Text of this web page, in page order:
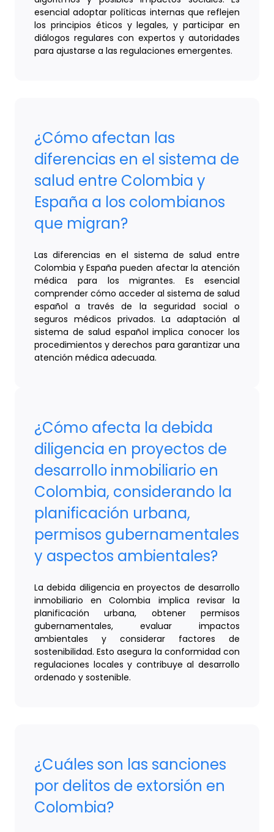
esencial adoptar políticas internas que reflejen
los principios éticos y legales, y participar en
diálogos regulares con expertos y autoridades
para ajustarse a las regulaciones emergentes.
¿Cómo afectan las
diferencias en el sistema de
salud entre Colombia y
España a los colombianos
que migran?
Las diferencias en el sistema de salud entre
Colombia y España pueden afectar la atención
médica para los migrantes. Es esencial
comprender cómo acceder al sistema de salud
español a través de la seguridad social o
seguros médicos privados. La adaptación al
sistema de salud español implica conocer los
procedimientos y derechos para garantizar una
atención médica adecuada.
¿Cómo afecta la debida
diligencia en proyectos de
desarrollo inmobiliario en
Colombia, considerando la
planificación urbana,
permisos gubernamentales
y aspectos ambientales?
La debida diligencia en proyectos de desarrollo
inmobiliario en Colombia implica revisar la
planificación urbana, obtener permisos
gubernamentales, evaluar impactos
ambientales y considerar factores de
sostenibilidad. Esto asegura la conformidad con
regulaciones locales y contribuye al desarrollo
ordenado y sostenible.
¿Cuáles son las sanciones
por delitos de extorsión en
Colombia?